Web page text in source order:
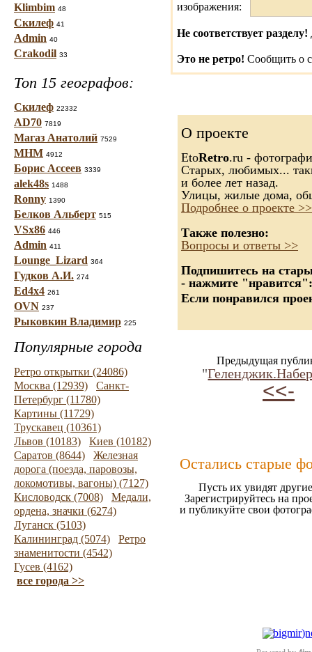
Klimbim 48
Скилеф 41
Admin 40
Crakodil 33
Топ 15 географов:
Скилеф 22332
AD70 7819
Магаз Анатолий 7529
МНМ 4912
Борис Ассеев 3339
alek48s 1488
Ronny 1390
Белков Альберт 515
VSx86 446
Admin 411
Lounge_Lizard 364
Гудков А.И. 274
Ed4x4 261
OVN 237
Рыковкин Владимир 225
Популярные города
Ретро открытки (24086)
Москва (12939)
Санкт-
Петербург (11780)
Картины (11729)
Трускавец (10361)
Львов (10183)
Киев (10182)
Саратов (8644)
Железная
дорога (поезда, паровозы,
локомотивы, вагоны) (7127)
Кисловодск (7008)
Медали,
ордена, значки (6274)
Луганск (5103)
Калининград (5074)
Ретро
знаменитости (4542)
Гусев (4162)
все города >>
изображения:
Не соответствует разделу!
Это не ретро! Сообщить о
О проекте
EtoRetro.ru -
Старых, любимых...
и более лет назад.
Улицы, жилые дома,
Подробнее о проекте >>
Также полезно:
Вопросы и ответы >>
Подпишитесь на
- нажмите "нравится":
Если понравился
Предыдущая
"
<<-
Остались старые
Пусть их увидят
Зарегистрируйтесь на
и публикуйте свои